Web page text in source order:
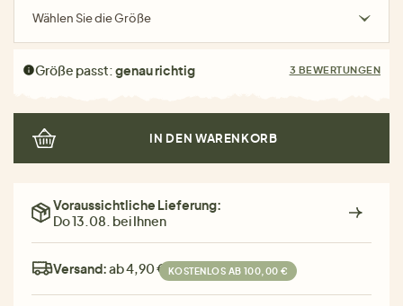
Wählen Sie die Größe
Größe passt:genau richtig 3 BEWERTUNGEN
IN DEN WARENKORB
Voraussichtliche Lieferung:
Do 13.08. bei Ihnen
Versand:ab 4,90 € KOSTENLOS AB 100,00 €